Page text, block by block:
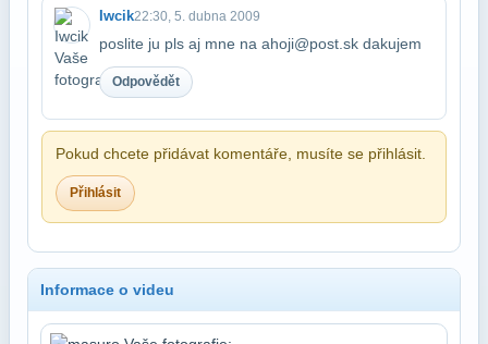
Iwcik22:30, 5. dubna 2009
poslite ju pls aj mne na ahoji@post.sk dakujem
Odpovědět
Pokud chcete přidávat komentáře, musíte se přihlásit.
Přihlásit
Informace o videu